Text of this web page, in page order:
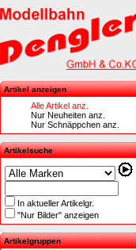
Artikel anzeigen
Alle Artikel anz.
Nur Neuheiten anz.
Nur Schnäppchen anz.
Artikelsuche
In aktueller Artikelgr.
"Nur Bilder" anzeigen
Artikelgruppen